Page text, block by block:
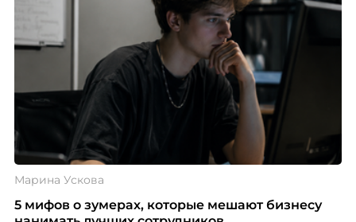
Марина Ускова
5 мифов о зумерах, которые мешают бизнесу